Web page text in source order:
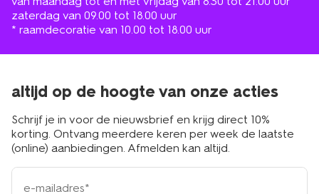
zaterdag van 09.00 tot 18.00 uur
* raamdecoratie van 10.00 tot 18.00 uur
altijd op de hoogte van onze acties
Schrijf je in voor de nieuwsbrief en krijg direct 10%
korting. Ontvang meerdere keren per week de laatste
(online) aanbiedingen. Afmelden kan altijd.
e-
mailadres